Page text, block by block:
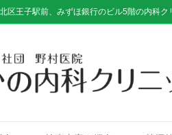
北区王子駅前、みずほ銀行のビル5階の内科